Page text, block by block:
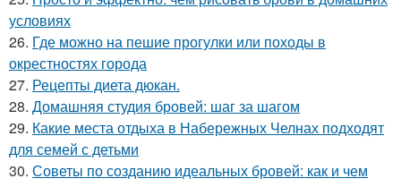
условиях
26. Где можно на пешие прогулки или походы в
окрестностях города
27. Рецепты диета дюкан.
28. Домашняя студия бровей: шаг за шагом
29. Какие места отдыха в Набережных Челнах подходят
для семей с детьми
30. Советы по созданию идеальных бровей: как и чем